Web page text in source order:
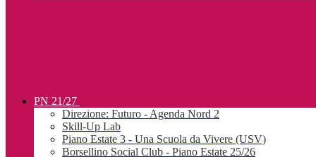
PN 21/27
Direzione: Futuro - Agenda Nord 2
Skill-Up Lab
Piano Estate 3 - Una Scuola da Vivere (USV)
Borsellino Social Club - Piano Estate 25/26